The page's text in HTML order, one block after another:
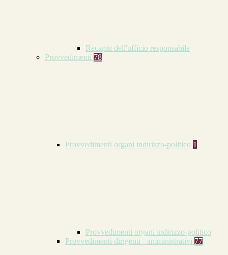
Recapiti dell'ufficio responsabile
Provvedimenti 78
Provvedimenti organi indirizzo-politico 1
Provvedimenti organi indirizzo-politico
Provvedimenti dirigenti - amministrativi 77